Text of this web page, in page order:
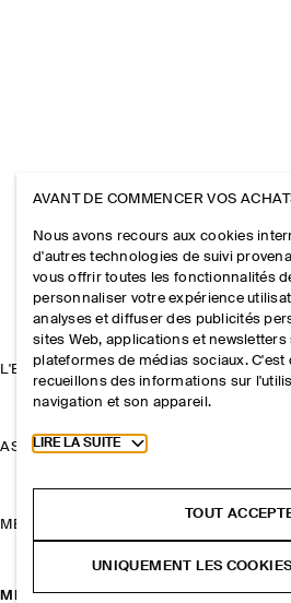
MINI CRÉOLES MARTELÉES
L'ENTREPRISE
ASSISTANCE
MENTIONS LÉGALES
AVANT DE COMMENCER VOS
Nous avons recours aux cookies
d'autres technologies de suivi
vous offrir toutes les fonctionnalités
personnaliser votre expérience
analyses et diffuser des publicités
sites Web, applications et newsletters
plateformes de médias sociaux. C'est
recueillons des informations sur
navigation et son appareil.
Toggle more cookie information
LIRE LA SUITE
TOUT
UNIQUEMENT LES